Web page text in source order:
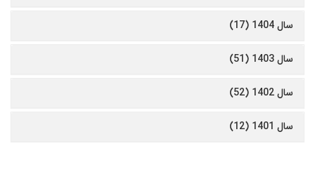
سال 1404 (17)
سال 1403 (51)
سال 1402 (52)
سال 1401 (12)